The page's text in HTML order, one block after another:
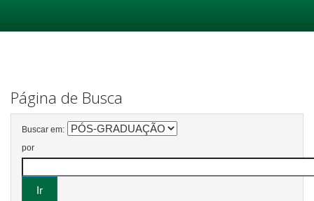
Página de Busca
Buscar em:
por